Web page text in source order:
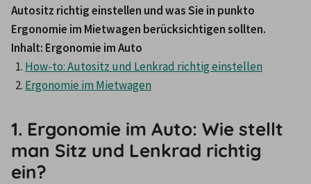
Autositz richtig einstellen und was Sie in punkto
Ergonomie im Mietwagen berücksichtigen sollten.
Inhalt: Ergonomie im Auto
How-to: Autositz und Lenkrad richtig einstellen
Ergonomie im Mietwagen
1. Ergonomie im Auto: Wie stellt
man Sitz und Lenkrad richtig
ein?